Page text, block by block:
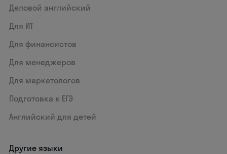
Деловой английский
Для ИТ
Для финансистов
Для менеджеров
Для маркетологов
Подготовка к ЕГЭ
Английский для детей
Другие языки